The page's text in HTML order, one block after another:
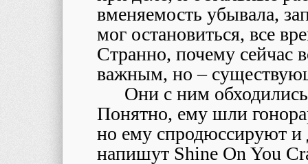
вменяемость убывала,
мог остановиться, все
Странно, почему сейчас
важным, но –
Они с ним
Понятно, ему шли
но ему спродюссируют и
напишут Shine On You